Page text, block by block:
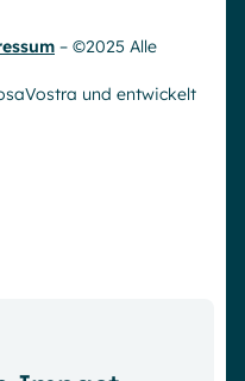
– ©2025 Alle
und entwickelt